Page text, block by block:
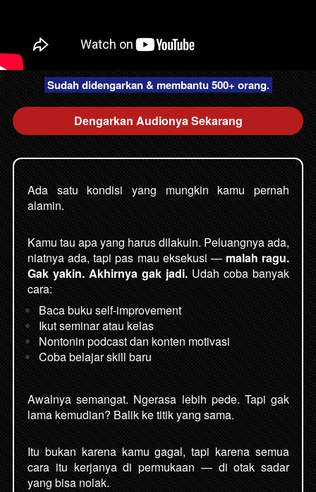
Sudah didengarkan & membantu 500+ orang.
`Dengarkan Audionya Sekarang
Ada satu kondisi yang mungkin kamu pernah
alamin.
Kamu tau apa yang harus dilakuin. Peluangnya ada,
niatnya ada, tapi pas mau eksekusi — malah ragu.
Gak yakin. Akhirnya gak jadi. Udah coba banyak
cara:
Baca buku self-improvement
Ikut seminar atau kelas
Nontonin podcast dan konten motivasi
Coba belajar skill baru
Awalnya semangat. Ngerasa lebih pede. Tapi gak
lama kemudian? Balik ke titik yang sama.
Itu bukan karena kamu gagal, tapi karena semua
cara itu kerjanya di permukaan — di otak sadar
yang bisa nolak.